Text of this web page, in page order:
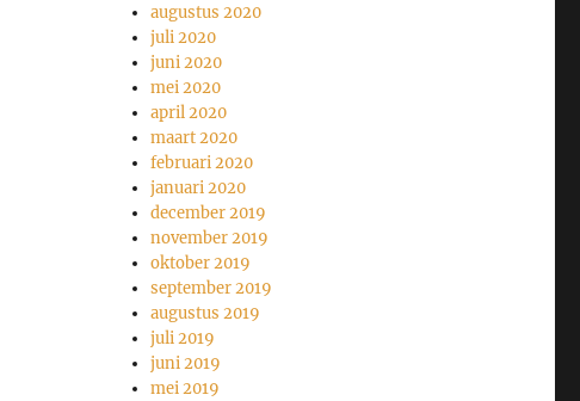
augustus 2020
juli 2020
juni 2020
mei 2020
april 2020
maart 2020
februari 2020
januari 2020
december 2019
november 2019
oktober 2019
september 2019
augustus 2019
juli 2019
juni 2019
mei 2019